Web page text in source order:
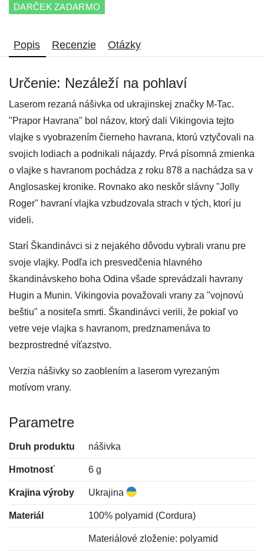
DARČEK ZADARMO
Popis Recenzie Otázky
Určenie: Nezáleží na pohlaví
Laserom rezaná nášivka od ukrajinskej značky M-Tac.
"Prapor Havrana" bol názov, ktorý dali Vikingovia tejto
vlajke s vyobrazením čierneho havrana, ktorú vztyčovali na
svojich lodiach a podnikali nájazdy. Prvá písomná zmienka
o vlajke s havranom pochádza z roku 878 a nachádza sa v
Anglosaskej kronike. Rovnako ako neskôr slávny "Jolly
Roger" havraní vlajka vzbudzovala strach v tých, ktorí ju
videli.
Starí Škandinávci si z nejakého dôvodu vybrali vranu pre
svoje vlajky. Podľa ich presvedčenia hlavného
škandinávskeho boha Odina všade sprevádzali havrany
Hugin a Munin. Vikingovia považovali vrany za "vojnovú
beštiu" a nositeľa smrti. Škandinávci verili, že pokiaľ vo
vetre veje vlajka s havranom, predznamenáva to
bezprostredné víťazstvo.
Verzia nášivky so zaoblením a laserom vyrezaným
motívom vrany.
Parametre
Druh produktu nášivka
Hmotnosť 6 g
Krajina výroby Ukrajina
Materiál 100% polyamid (Cordura)
Materiálové zloženie: polyamid